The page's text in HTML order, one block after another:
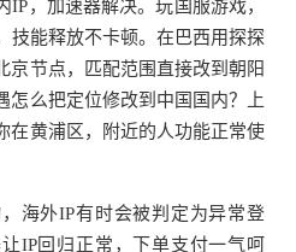
IP，加速器解决。玩国服游戏，
技能释放不卡顿。在巴西用探探
京节点，匹配范围直接改到朝阳
怎么把定位修改到中国国内？上
在黄浦区，附近的人功能正常使
海外IP有时会被判定为异常登
IP回归正常，下单支付一气呵